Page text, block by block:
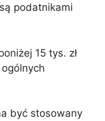
podatnikami
15 tys. zł
być stosowany